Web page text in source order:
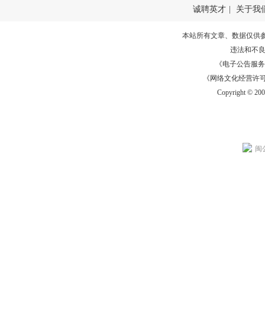
诚聘英才 关于我
本站所有文章、数据仅供
违法和不
《电子公告服务
《网络文化经营许
Copyright ©
闽